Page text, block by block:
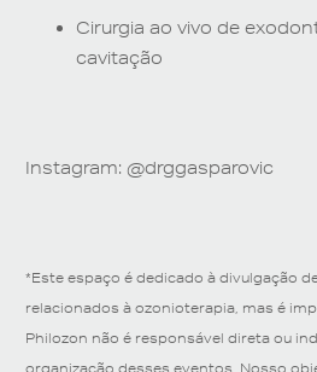
Cirurgia ao vivo de
cavitação
Instagram: @drggasparovic
*Este espaço é dedicado à divulgação
relacionados à ozonioterapia, mas é
Philozon não é responsável direta ou
organização desses eventos. Nosso